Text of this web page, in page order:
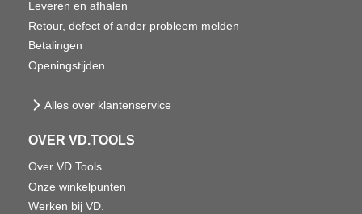
Leveren en afhalen
Retour, defect of ander probleem melden
Betalingen
Openingstijden
Alles over klantenservice
OVER VD.TOOLS
Over VD.Tools
Onze winkelpunten
Werken bij VD.